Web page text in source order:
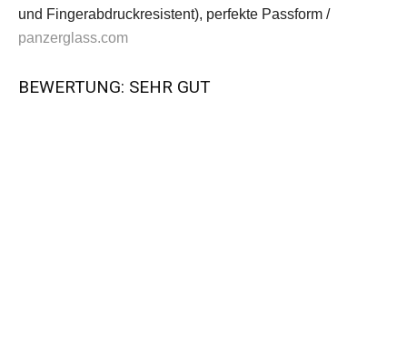
und Fingerabdruckresistent), perfekte Passform /
panzerglass.com
BEWERTUNG: SEHR GUT